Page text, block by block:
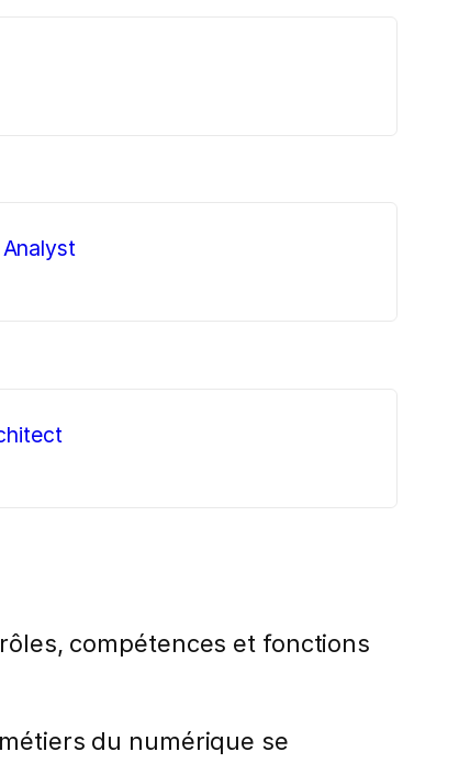
compétences et fonctions
du numérique se